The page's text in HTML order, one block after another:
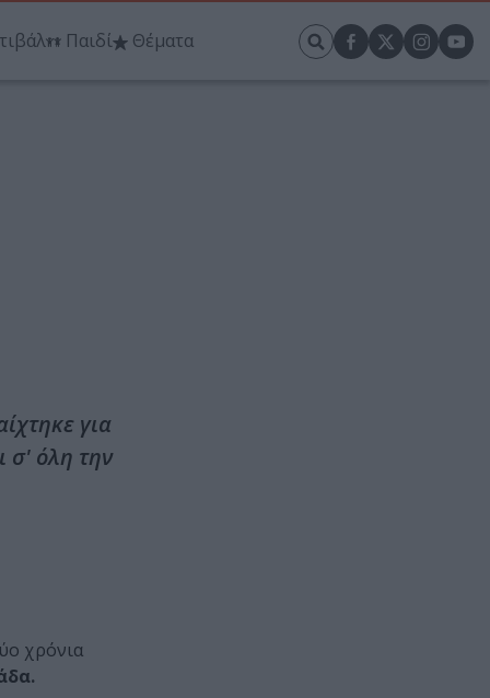
Παιδί Θέματα
για
σ' όλη την
χρόνια